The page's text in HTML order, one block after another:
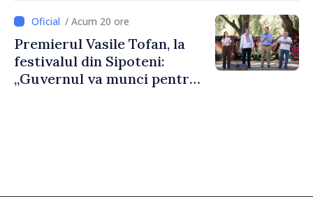
/ Acum 20 ore
Premierul Vasile Tofan, la
festivalul din Sipoteni:
„Guvernul va munci pentru